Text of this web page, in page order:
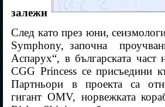
залежи
След като през юни,
Symphony, започна
Аспарух“, в българската
CGG Princess се присъедини
Партньори в проекта са
гигант OMV, норвежката